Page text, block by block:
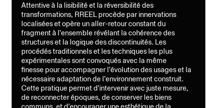
Attentive à la lisibilité et la réversibilité des
transformations, RREEL procède par innervations
localisées et opère un aller-retour constant du
fragment à l’ensemble révélant la cohérence des
structures et la logique des discontinuités. Les
procédés traditionnels et les techniques les plus
expérimentales sont convoqués avec la même
finesse pour accompagner l’évolution des usages et la
nécessaire adaptation de l’environnement construit.
Cette pratique permet d’intervenir avec juste mesure,
de reconnecter époques, de conserver les biens
communs, et d’encourager une esthétique de la